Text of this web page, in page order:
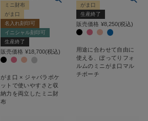
ミニ財布
がま口
名入れ刻印可
イニシャル刻印可
生産終了
販売価格 ¥18,700 税込
がま口 × ジャバラポケ
ットで使いやすさと収
納力を両立したミニ財
布
がま口
生産終了
販売価格 ¥8,250 税込
用途に合わせて自由に
使える、ぽってりフォ
ルムのミニがま口マル
チポーチ